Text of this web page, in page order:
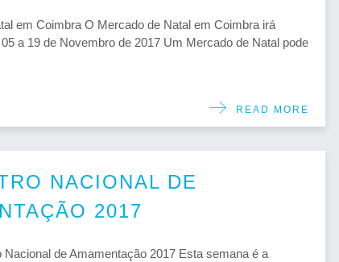
em Coimbra O Mercado de Natal em Coimbra irá
a 19 de Novembro de 2017 Um Mercado de Natal pode
READ MORE
NACIONAL DE
2017
Nacional de Amamentação 2017 Esta semana é a